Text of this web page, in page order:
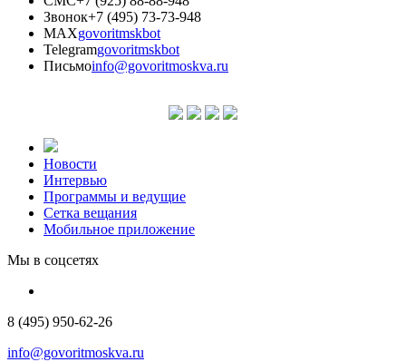
Звонок+7 (495) 73-73-948
MAXgovoritmskbot
Telegramgovoritmskbot
Письмоinfo@govoritmoskva.ru
Новости
Интервью
Программы и ведущие
Сетка вещания
Мобильное приложение
Мы в соцсетях
8 (495) 950-62-26
info@govoritmoskva.ru